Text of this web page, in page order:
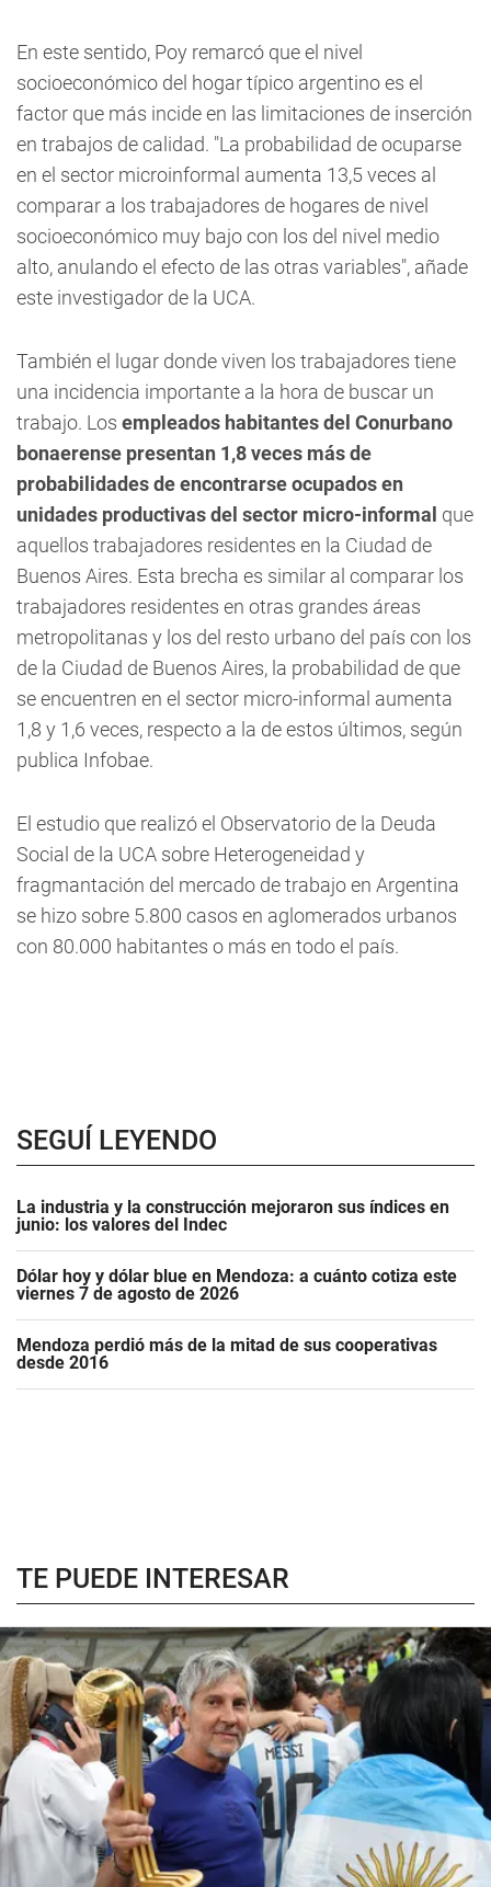
En este sentido, Poy remarcó que el nivel
socioeconómico del hogar típico argentino es el
factor que más incide en las limitaciones de inserción
en trabajos de calidad. "La probabilidad de ocuparse
en el sector microinformal aumenta 13,5 veces al
comparar a los trabajadores de hogares de nivel
socioeconómico muy bajo con los del nivel medio
alto, anulando el efecto de las otras variables", añade
este investigador de la UCA.
También el lugar donde viven los trabajadores tiene
una incidencia importante a la hora de buscar un
trabajo. Los empleados habitantes del Conurbano
bonaerense presentan 1,8 veces más de
probabilidades de encontrarse ocupados en
unidades productivas del sector micro-informal que
aquellos trabajadores residentes en la Ciudad de
Buenos Aires. Esta brecha es similar al comparar los
trabajadores residentes en otras grandes áreas
metropolitanas y los del resto urbano del país con los
de la Ciudad de Buenos Aires, la probabilidad de que
se encuentren en el sector micro-informal aumenta
1,8 y 1,6 veces, respecto a la de estos últimos, según
publica Infobae.
El estudio que realizó el Observatorio de la Deuda
Social de la UCA sobre Heterogeneidad y
fragmantación del mercado de trabajo en Argentina
se hizo sobre 5.800 casos en aglomerados urbanos
con 80.000 habitantes o más en todo el país.
SEGUÍ LEYENDO
La industria y la construcción mejoraron sus índices en
junio: los valores del Indec
Dólar hoy y dólar blue en Mendoza: a cuánto cotiza este
viernes 7 de agosto de 2026
Mendoza perdió más de la mitad de sus cooperativas
desde 2016
TE PUEDE INTERESAR